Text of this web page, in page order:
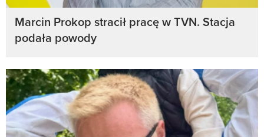
Marcin Prokop stracił pracę w TVN. Stacja
podała powody